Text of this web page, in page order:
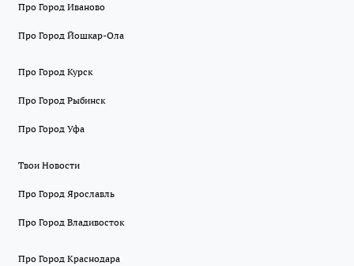
Про Город Иваново
Про Город Йошкар-Ола
Про Город Курск
Про Город Рыбинск
Про Город Уфа
Твои Новости
Про Город Ярославль
Про Город Владивосток
Про Город Краснодара